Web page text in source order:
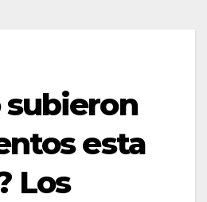
subieron
esta
Los